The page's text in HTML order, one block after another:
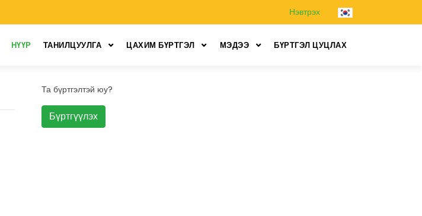
Нэвтрэх
НҮҮР ТАНИЛЦУУЛГА ЦАХИМ БҮРТГЭЛ МЭДЭЭ БҮРТГЭЛ ЦУЦЛАХ
Та бүртгэлтэй юу?
Бүртгүүлэх